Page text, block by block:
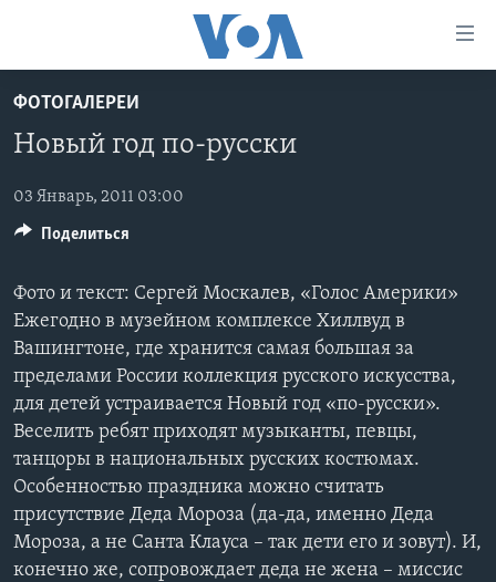
на
основной
Перейти
навигации
Перейти
ПРОГРАММЫ
АМЕРИКА
НОВОСТИ ЗА МИНУТУ
ПОЧЕМУ ЭТО ВАЖНО?
ДИСКУССИЯ VOA
ДЕТАЛИ
НЬЮ-ЙОРК NEW YORK
АМЕРИКА. БОЛЬШОЕ ПУТЕШЕСТВИЕ
ПРОЕКТЫ
УЧИМ АНГЛИЙСКИЙ
А КАК В АМЕРИКЕ?
АРТЕФАКТЫ
АМЕРИКАНСКИЕ ГОРОДКИ
ТЕСТЫ
ЭКСПЕРТИЗА
ФАКТЫ ПРОТИВ ФЕЙКОВ
ЗА СВОБОДУ ПРЕССЫ
УЧИМ АНГЛИЙСКИЙ
ВИДЕО
ПОДПИСКА НА НОВОСТИ
Learning English
ФОТОГАЛЕРЕИ
Новый год по-русски
03 Январь, 2011 03:00
Фото и текст: Сергей Москалев, «Голос Америки»
Ежегодно в музейном комплексе Хиллвуд в
Вашингтоне, где хранится самая большая за
пределами России коллекция русского искусства,
для детей устраивается Новый год «по-русски».
Веселить ребят приходят музыканты, певцы,
танцоры в национальных русских костюмах.
Особенностью праздника можно считать
присутствие Деда Мороза (да-да, именно Деда
Мороза, а не Санта Клауса – так дети его и зовут). И,
конечно же, сопровождает деда не жена – миссис
Поделиться